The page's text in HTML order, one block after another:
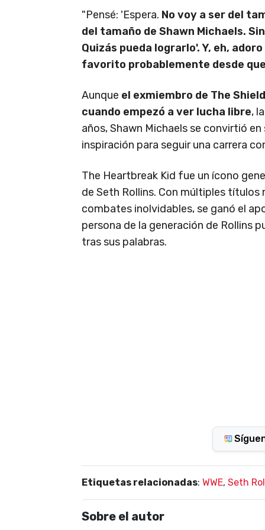
"Pensé: 'Espera. No voy a ser del
del tamaño de Shawn Michaels.
Quizás pueda lograrlo'. Y, eh,
favorito probablemente desde
Aunque el exmiembro de The
cuando empezó a ver lucha libre,
años, Shawn Michaels se convirtió
inspiración para seguir una carrera
The Heartbreak Kid fue un ícono
de Seth Rollins. Con múltiples títulos
combates inolvidables, se ganó el
persona de la generación de Rollins
tras sus palabras.
Etiquetas relacionadas: WWE, Seth
Sobre el autor